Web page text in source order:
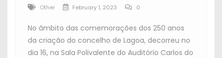
Other February 1, 2023 0
No âmbito das comemorações dos 250 anos
da criação do concelho de Lagoa, decorreu no
dia 16, na Sala Polivalente do Auditório Carlos do